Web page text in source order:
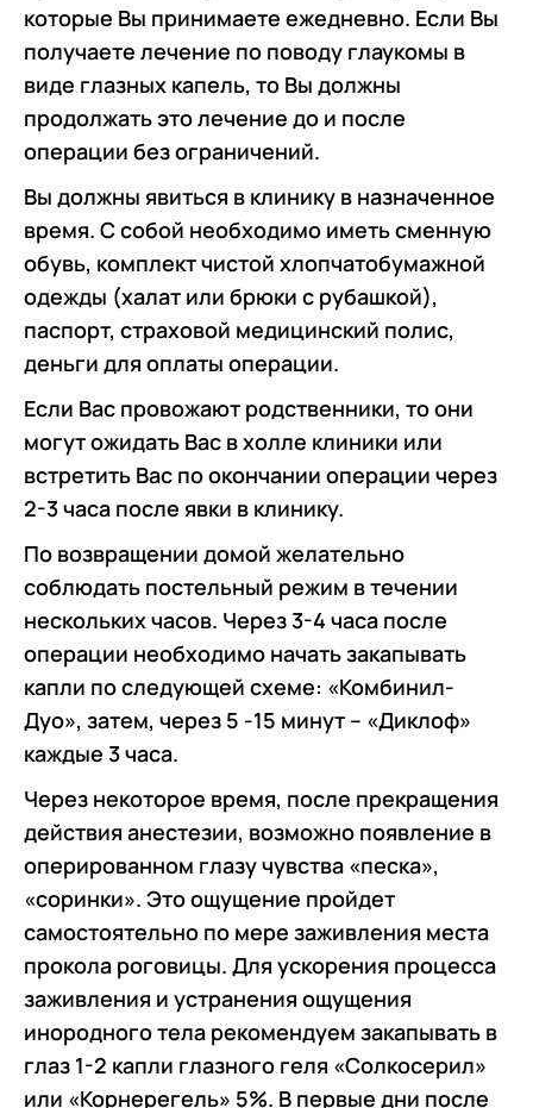
которые Вы принимаете ежедневно. Если Вы
получаете лечение по поводу глаукомы в
виде глазных капель, то Вы должны
продолжать это лечение до и после
операции без ограничений.
Вы должны явиться в клинику в назначенное
время. С собой необходимо иметь сменную
обувь, комплект чистой хлопчатобумажной
одежды (халат или брюки с рубашкой),
паспорт, страховой медицинский полис,
деньги для оплаты операции.
Если Вас провожают родственники, то они
могут ожидать Вас в холле клиники или
встретить Вас по окончании операции через
2-3 часа после явки в клинику.
По возвращении домой желательно
соблюдать постельный режим в течении
нескольких часов. Через 3-4 часа после
операции необходимо начать закапывать
капли по следующей схеме: «Комбинил-
Дуо», затем, через 5 -15 минут – «Диклоф»
каждые 3 часа.
Через некоторое время, после прекращения
действия анестезии, возможно появление в
оперированном глазу чувства «песка»,
«соринки». Это ощущение пройдет
самостоятельно по мере заживления места
прокола роговицы. Для ускорения процесса
заживления и устранения ощущения
инородного тела рекомендуем закапывать в
глаз 1-2 капли глазного геля «Солкосерил»
или «Корнерегель» 5%. В первые дни после